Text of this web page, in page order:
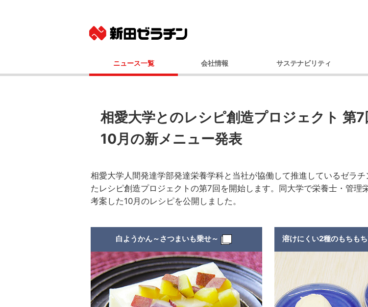
相愛大学とのレシピ創造プロジェクト 第7
10月の新メニュー発表
相愛大学人間発達学部発達栄養学科と当社が協働して推進しているゼラ
たレシピ創造プロジェクトの第7回を開始します。同大学で栄養士・管理
考案した10月のレシピを公開しました。
白ようかん～さつまいも乗せ～ 溶けにくい2種のもちも
ニュース一覧 会社情報
コーポレートガバナンス
事業内容
経営戦略
グループ会社
100年の歩み
サステナビリティ
ダイバーシティへの取り組み
コミュニティへの取り組み